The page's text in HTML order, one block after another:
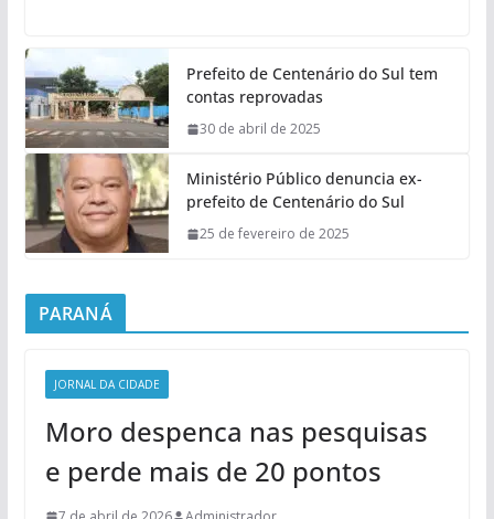
Prefeito de Centenário do Sul tem
contas reprovadas
30 de abril de 2025
Ministério Público denuncia ex-
prefeito de Centenário do Sul
25 de fevereiro de 2025
PARANÁ
JORNAL DA CIDADE
Moro despenca nas pesquisas
e perde mais de 20 pontos